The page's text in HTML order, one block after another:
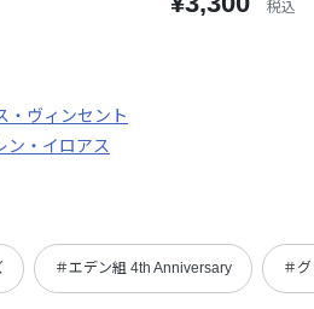
税込
・ヴィンセント
ン・イロアス
＃エデン組 4th Anniversary ＃